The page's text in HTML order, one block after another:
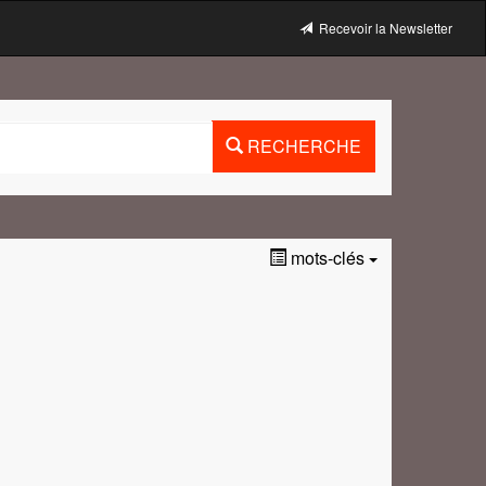
Recevoir la Newsletter
RECHERCHE
mots-clés